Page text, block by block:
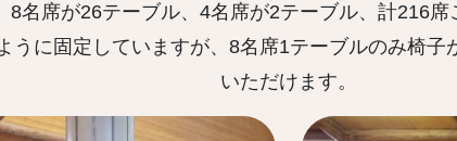
8名席が26テーブル、4名席が2テーブル、計216席
うに固定していますが、8名席1テーブルのみ椅子
いただけます。